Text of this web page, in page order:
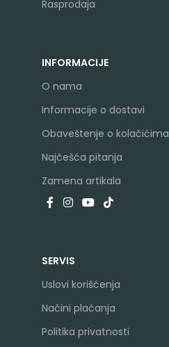
Rasprodaja
INFORMACIJE
O nama
Informacije o dostavi
Obaveštenje o kolačićima
Najčešća pitanja
Zamena artikala
SERVIS
Uslovi korišćenja
Načini plaćanja
Politika privatnosti